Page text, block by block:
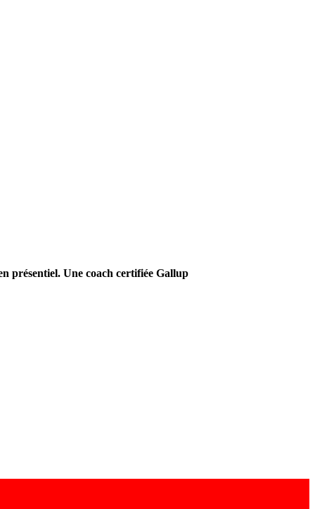
présentiel. Une coach certifiée Gallup